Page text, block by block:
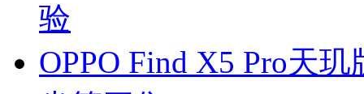
验
OPPO Find X5 Pro天